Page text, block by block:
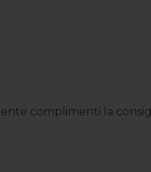
complimenti la